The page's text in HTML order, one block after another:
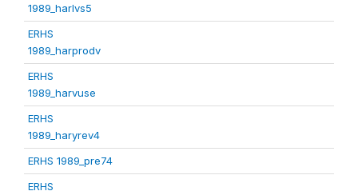
1989_harlvs5
ERHS
1989_harprodv
ERHS
1989_harvuse
ERHS
1989_haryrev4
ERHS 1989_pre74
ERHS